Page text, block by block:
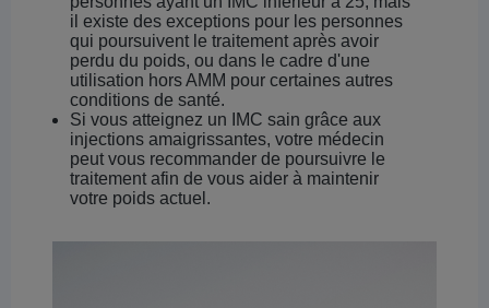
il existe des exceptions pour les personnes
qui poursuivent le traitement après avoir
perdu du poids, ou dans le cadre d'une
utilisation hors AMM pour certaines autres
conditions de santé.
Si vous atteignez un IMC sain grâce aux
injections amaigrissantes, votre médecin
peut vous recommander de poursuivre le
traitement afin de vous aider à maintenir
votre poids actuel.